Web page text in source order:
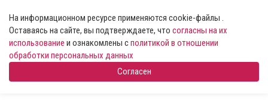
На информационном ресурсе применяются cookie-файлы .
Оставаясь на сайте, вы подтверждаете, что согласны на их
использование и ознакомлены сполитикой в отношении
обработки персональных данных
Согласен